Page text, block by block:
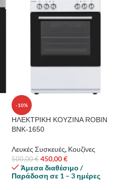
-10%
ΗΛΕΚΤΡΙΚΗ ΚΟΥΖΙΝΑ ROBIN
BNK-1650
Λευκές Συσκευές, Κουζίνες
500,00€ 450,00€
Άμεσα διαθέσιμο /
Παράδοση σε 1 – 3 ημέρες